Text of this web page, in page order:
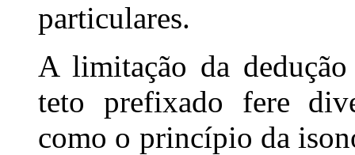
particulares.
A limitação da
teto prefixado fere
como o princípio da